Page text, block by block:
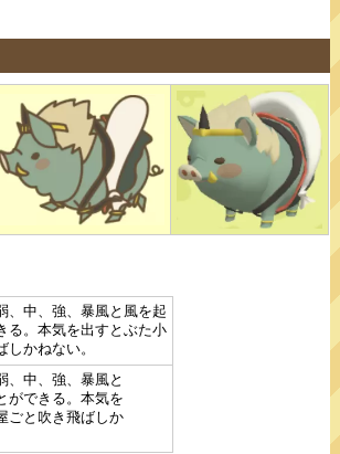
、中、強、暴風と風を起
る。本気を出すとぶた小
しかねない。
、中、強、暴風と
ができる。本気を
ごと吹き飛ばしか